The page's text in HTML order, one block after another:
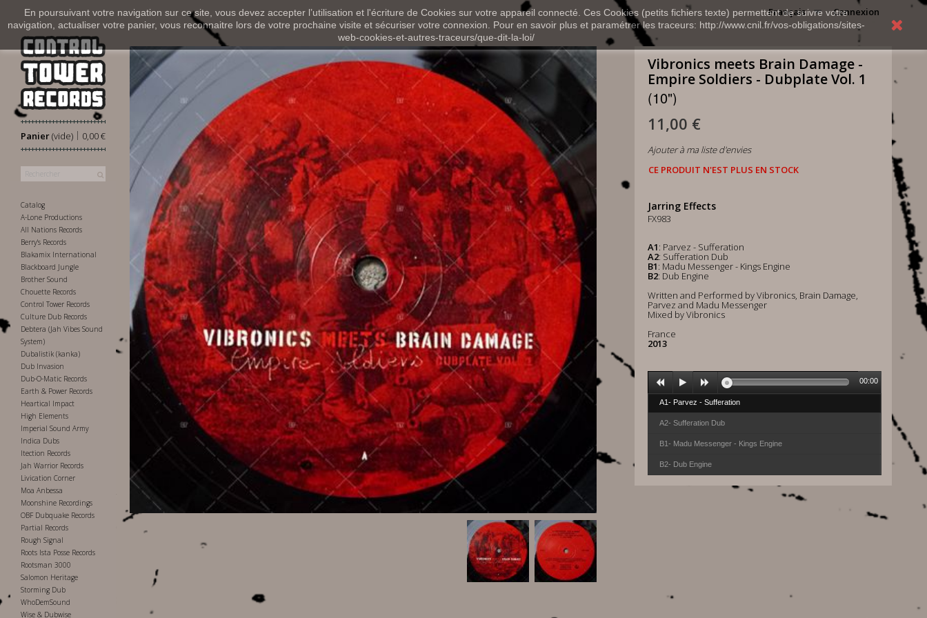
En poursuivant votre navigation sur ce site, vous devez accepter l’utilisation et l'écriture de Cookies sur votre appareil connecté. Ces Cookies (petits fichiers texte) permettent de suivre votre
navigation, actualiser votre panier, vous reconnaitre lors de votre prochaine visite et sécuriser votre connexion. Pour en savoir plus et paramétrer les traceurs: http://www.cnil.fr/vos-obligations/sites-
web-cookies-et-autres-traceurs/que-dit-la-loi/
Connexion
Français
Panier 0,00 €
|
(vide)
Catalog
A-Lone Productions
All Nations Records
Berry's Records
Blakamix International
Blackboard Jungle
Brother Sound
Chouette Records
Control Tower Records
Culture Dub Records
Debtera (Jah Vibes Sound
System)
Dubalistik (kanka)
Dub Invasion
Dub-O-Matic Records
Earth & Power Records
Heartical Impact
High Elements
Imperial Sound Army
Indica Dubs
Itection Records
Jah Warrior Records
Livication Corner
Moa Anbessa
Moonshine Recordings
OBF Dubquake Records
Partial Records
Rough Signal
Roots Ista Posse Records
Rootsman 3000
Salomon Heritage
Storming Dub
WhoDemSound
Wise & Dubwise
Vibronics meets Brain Damage -
Empire Soldiers - Dubplate Vol. 1
(10")
11,00 €
Ajouter à ma liste d'envies
CE PRODUIT N'EST PLUS EN STOCK
Jarring Effects
FX983
A1: Parvez - Sufferation
A2: Sufferation Dub
B1: Madu Messenger - Kings Engine
B2: Dub Engine
Written and Performed by Vibronics, Brain Damage,
Parvez and Madu Messenger
Mixed by Vibronics
France
2013
A1- Parvez - Sufferation
A2- Sufferation Dub
B1- Madu Messenger - Kings Engine
B2- Dub Engine
00:00